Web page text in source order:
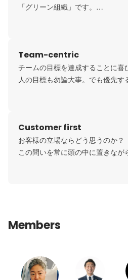
「グリーン組織」です。
メンバーの意見は尊重され、合
あります。
1on1面談等の面談機会の数が多
Team-centric
チームの目標を達成することに喜
人の目標も勿論大事。でも優先
成し遂げたいことを定性目標と
月初には全部署が参加する「成果
す。一体感を醸成しながら高いモ
Customer first
お客様の立場ならどう思うのか？
この問いを常に頭の中に置きなが
組織やチームにカスタマーファー
そ、経営陣も従業員を高く評価
と時には結果に伴い生じる痛み
す。
Members